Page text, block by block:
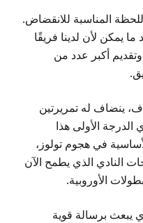
المناسبة للانقضاض.
يمكن لأن لدينا فريقًا
أكبر عدد من
رفع رصيده ل 6 أهداف، ينضاف له تمريرتين
بدوري الدرجة الأولى هذا
في هجوم تولوز،
الذي يطمح الآن
الأوروبية.
يبعث برسالة قوية